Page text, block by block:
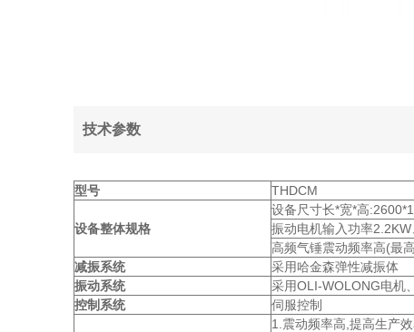
技术参数
型号 THDCM
设备整体规格
设备尺寸长*宽*高
振动电机输入功率
高频气锤震动频率高(最
减振系统
采用哈金森弹性减振体
振动系统
采用OLI-WOLONG电机
控制系统
伺服控制
1.震动频率高,提高生产